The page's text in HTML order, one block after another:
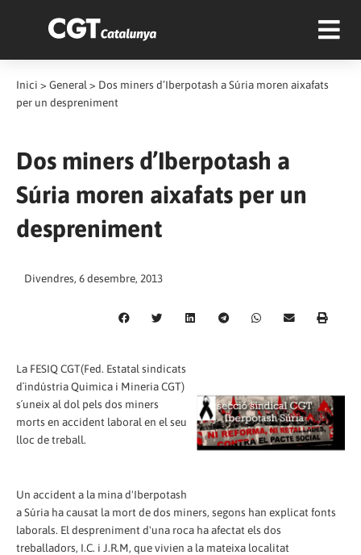
Inici > General > Dos miners d’Iberpotash a Súria moren aixafats
per un despreniment
Dos miners d’Iberpotash a
Súria moren aixafats per un
despreniment
Divendres, 6 desembre, 2013
La FESIQ CGT(Fed. Estatal sindicats
d´indústria Quimica i Mineria CGT)
s´uneix al dol pels dos miners
morts en accident laboral en el seu
lloc de treball.
Un accident a la mina d'Iberpotash
a Súria ha causat la mort de dos miners, segons han explicat fonts
laborals. El despreniment d'una roca ha afectat els dos
treballadors, I.C. i J.R.M, que vivien a la mateixa localitat